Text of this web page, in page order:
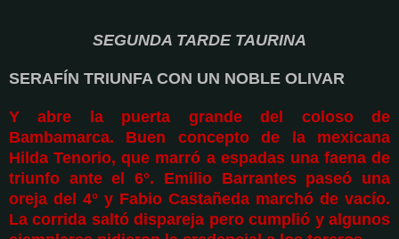
SEGUNDA TARDE TAURINA
SERAFÍN TRIUNFA CON UN NOBLE OLIVAR
Y abre la puerta grande del coloso de
Bambamarca. Buen concepto de la mexicana
Hilda Tenorio, que marró a espadas una faena de
triunfo ante el 6°. Emilio Barrantes paseó una
oreja del 4° y Fabio Castañeda marchó de vacío.
La corrida saltó dispareja pero cumplió y algunos